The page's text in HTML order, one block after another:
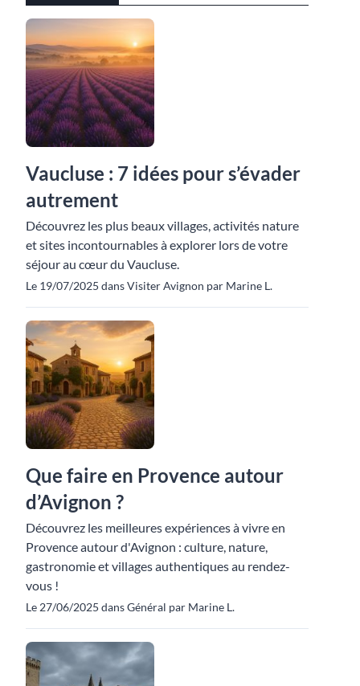
Vaucluse : 7 idées pour s’évader
autrement
Découvrez les plus beaux villages, activités nature
et sites incontournables à explorer lors de votre
séjour au cœur du Vaucluse.
Le 19/07/2025 dans Visiter Avignon par Marine L.
Que faire en Provence autour
d’Avignon ?
Découvrez les meilleures expériences à vivre en
Provence autour d'Avignon : culture, nature,
gastronomie et villages authentiques au rendez-
vous !
Le 27/06/2025 dans Général par Marine L.